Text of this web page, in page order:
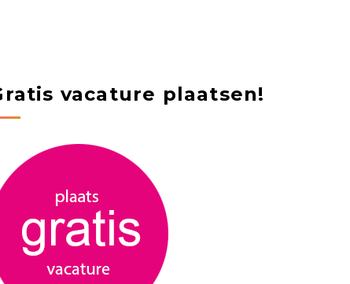
vacature plaatsen!